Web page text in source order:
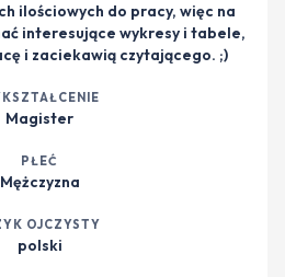
ilościowych do pracy, więc na
interesujące wykresy i tabele,
i zaciekawią czytającego. ;)
Magister
PŁEĆ
Mężczyzna
OJCZYSTY
polski